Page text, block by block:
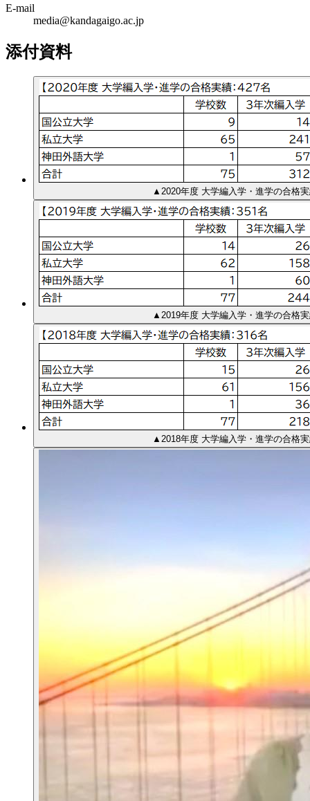
E-mail
media@kandagaigo.ac.jp
添付資料
▲2020年度 大学編入学・進学の合格
▲2019年度 大学編入学・進学の合格
▲2018年度 大学編入学・進学の合格